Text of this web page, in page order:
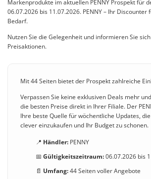
Markenprodukte im aktuellen PENNY Prospekt für
06.07.2026 bis 11.07.2026. PENNY – Ihr Discounter
Bedarf.
Nutzen Sie die Gelegenheit und informieren Sie
Preisaktionen.
Mit 44 Seiten bietet der Prospekt zahlreiche
Verpassen Sie keine exklusiven Deals mehr
die besten Preise direkt in Ihrer Filiale. Der
Ihre beste Quelle für wöchentliche Updates,
clever einzukaufen und Ihr Budget zu schonen.
📍 Händler:PENNY
📅 Gültigkeitszeitraum:06.07.2026 bis
📄 Umfang:44 Seiten voller Angebote